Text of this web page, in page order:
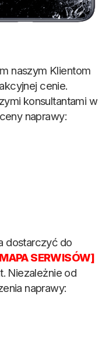
naszym Klientom
cenie.
konsultantami w
naprawy:
dostarczyć do
SERWISÓW]
Niezależnie od
naprawy: